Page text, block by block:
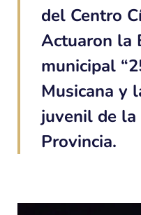
del Centro
Actuaron la
municipal
Musicana y
juvenil de la
Provincia.